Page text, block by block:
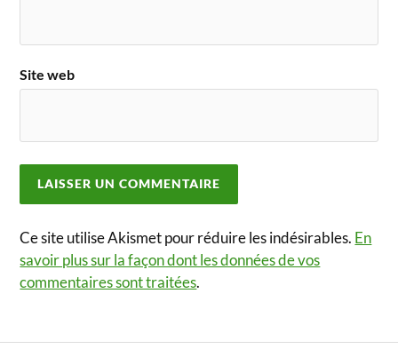
Site web
Ce site utilise Akismet pour réduire les indésirables. En
savoir plus sur la façon dont les données de vos
commentaires sont traitées.